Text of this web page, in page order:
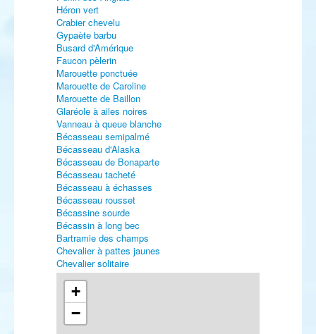
Héron vert
Crabier chevelu
Gypaète barbu
Busard d'Amérique
Faucon pèlerin
Marouette ponctuée
Marouette de Caroline
Marouette de Baillon
Glaréole à ailes noires
Vanneau à queue blanche
Bécasseau semipalmé
Bécasseau d'Alaska
Bécasseau de Bonaparte
Bécasseau tacheté
Bécasseau à échasses
Bécasseau rousset
Bécassine sourde
Bécassin à long bec
Bartramie des champs
Chevalier à pattes jaunes
Chevalier solitaire
Chevalier bargette
Chevalier grivelé
Labbe à longue queue
Mouette de Ross
Mouette pygmée
+
−